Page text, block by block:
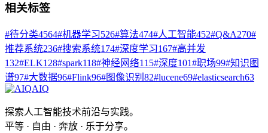
相关标签
#待分类4564#机器学习526#算法474#人工智能452#Q&A270#
推荐系统236#搜索系统174#深度学习167#高并发
132#ELK128#spark118#神经网络115#深度101#职场99#知识图
谱97#大数据96#Flink96#图像识别 82#lucene69#elasticsearch63
AIQ
探索人工智能技术前沿与实践。
平等 · 自由 · 奔放 · 乐于分享。